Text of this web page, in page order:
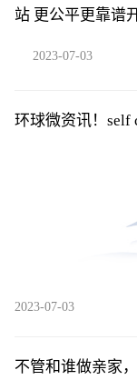
站 更公平更靠谱
2023-07-03
环球微资讯！self
2023-07-03
不管和谁做亲家